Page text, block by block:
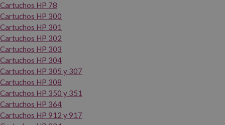
Cartuchos HP 78
Cartuchos HP 300
Cartuchos HP 301
Cartuchos HP 302
Cartuchos HP 303
Cartuchos HP 304
Cartuchos HP 305 y 307
Cartuchos HP 308
Cartuchos HP 350 y 351
Cartuchos HP 364
Cartuchos HP 912 y 917